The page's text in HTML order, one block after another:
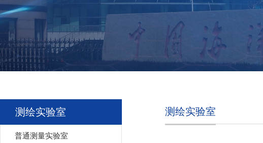
测绘实验室
普通测量实验室
测绘实验室